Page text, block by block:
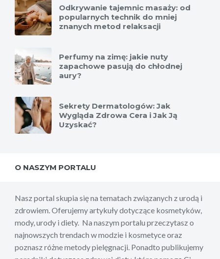
Odkrywanie tajemnic masaży: od
popularnych technik do mniej
znanych metod relaksacji
Perfumy na zimę: jakie nuty
zapachowe pasują do chłodnej
aury?
Sekrety Dermatologów: Jak
Wygląda Zdrowa Cera i Jak Ją
Uzyskać?
O NASZYM PORTALU
Nasz portal skupia się na tematach związanych z urodą i
zdrowiem. Oferujemy artykuły dotyczące kosmetyków,
mody, urody i diety. Na naszym portalu przeczytasz o
najnowszych trendach w modzie i kosmetyce oraz
poznasz różne metody pielęgnacji. Ponadto publikujemy